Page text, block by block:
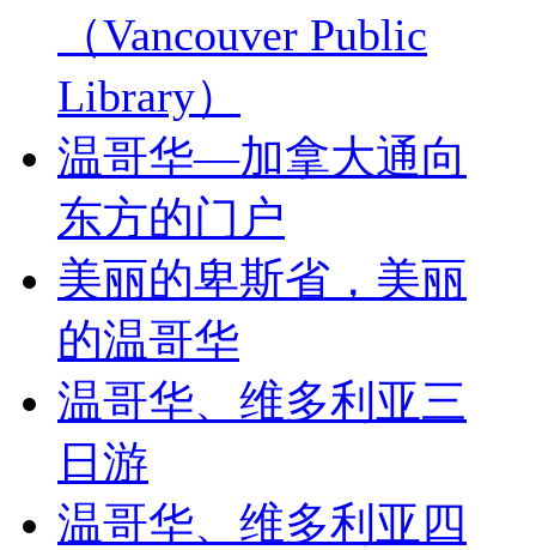
（Vancouver Public
Library）
温哥华—加拿大通向
东方的门户
美丽的卑斯省，美丽
的温哥华
温哥华、维多利亚三
日游
温哥华、维多利亚四